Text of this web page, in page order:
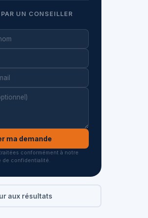
UN CONSEILLER
ma demande
conformément à notre
de confidentialité.
aux résultats